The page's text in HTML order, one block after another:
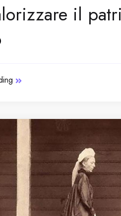
il